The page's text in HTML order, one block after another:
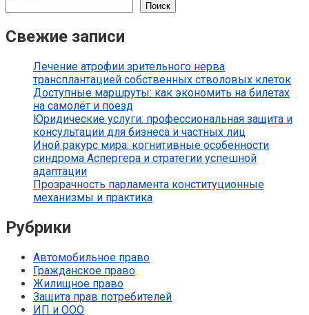
Поиск
Свежие записи
Лечение атрофии зрительного нерва
трансплантацией собственных стволовых клеток
Доступные маршруты: как экономить на билетах
на самолёт и поезд
Юридические услуги: профессиональная защита и
консультации для бизнеса и частных лиц
Иной ракурс мира: когнитивные особенности
синдрома Аспергера и стратегии успешной
адаптации
Прозрачность парламента конституционные
механизмы и практика
Рубрики
Автомобильное право
Гражданское право
Жилищное право
Защита прав потребителей
ИП и ООО